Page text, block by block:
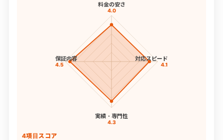
料金の安さ
4.0
対応スピード
4.1
実績・専門性
4.3
保証内容
4.5
4項目スコア